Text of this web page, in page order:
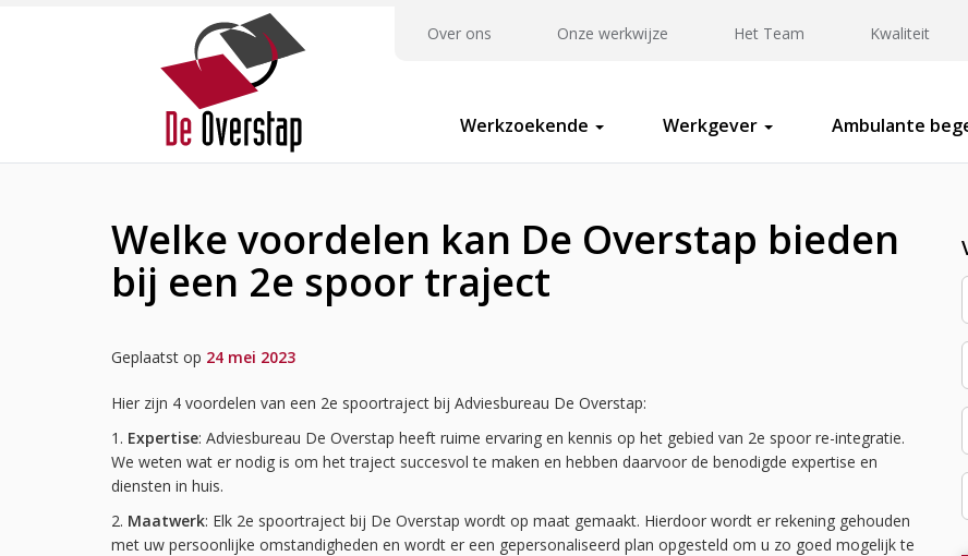
Over ons Onze werkwijze Het Team Kwaliteit
Werkzoekende Werkgever Ambulante
Welke voordelen kan De Overstap bieden
bij een 2e spoor traject
Geplaatst op 24 mei 2023
Hier zijn 4 voordelen van een 2e spoortraject bij Adviesbureau De Overstap:
1. Expertise: Adviesbureau De Overstap heeft ruime ervaring en kennis op het gebied van 2e spoor re-integratie.
We weten wat er nodig is om het traject succesvol te maken en hebben daarvoor de benodigde expertise en
diensten in huis.
2. Maatwerk: Elk 2e spoortraject bij De Overstap wordt op maat gemaakt. Hierdoor wordt er rekening gehouden
met uw persoonlijke omstandigheden en wordt er een gepersonaliseerd plan opgesteld om u zo goed mogelijk te